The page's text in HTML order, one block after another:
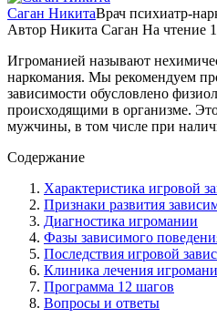
Саган НикитаВрач психиатр-
Автор Никита Саган На чтение
Игроманией называют
наркомания. Мы рекомендуем
зависимости обусловлено
происходящими в организме.
мужчины, в том числе при
Содержание
Характеристика игровой
Признаки развития
Диагностика игромании
Фазы зависимого
Последствия игровой
Клиника лечения
Программа 12 шагов
Вопросы и ответы